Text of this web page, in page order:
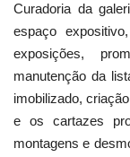
Curadoria da
espaço
exposições,
manutenção da
imobilizado,
e os cartazes
montagens e